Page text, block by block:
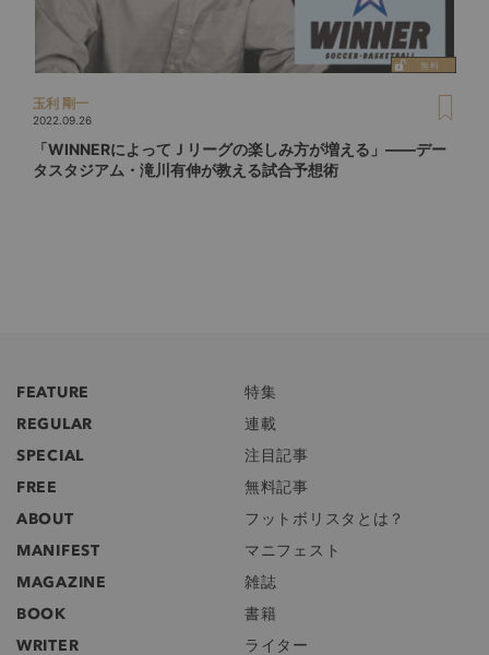
玉利 剛一
2022.09.26
「WINNERによってＪリーグの楽しみ方が増える」――デー
タスタジアム・滝川有伸が教える試合予想術
FEATURE
特集
REGULAR
連載
SPECIAL
注目記事
FREE
無料記事
ABOUT
フットボリスタとは？
MANIFEST
マニフェスト
MAGAZINE
雑誌
BOOK
書籍
WRITER
ライター